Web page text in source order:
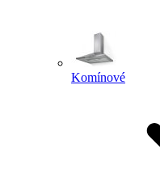
Komínové